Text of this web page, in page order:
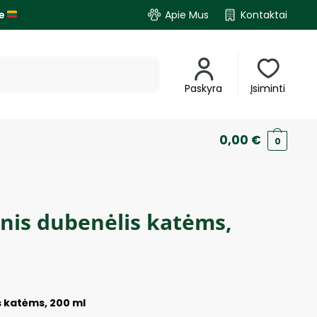
Apie Mus Kontaktai
Paskyra Įsiminti
0,00 € 0
dubenėlis katėms,
200 ml